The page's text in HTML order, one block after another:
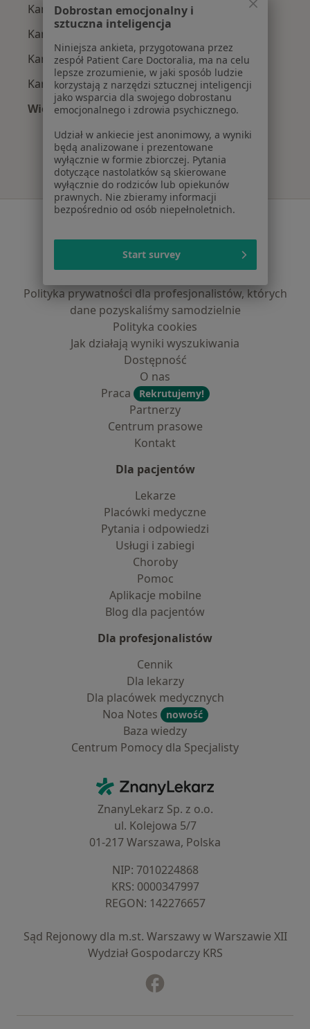
Kardiolodzy z POLMED w Katowicach
Kardiolodzy z Signal Iduna w Katowicach
Kardiolodzy z NFZ w Katowicach
Kardiolodzy z Medica Polska w Katowicach
Więcej (12)
Serwis
Regulamin
Polityka prywatności pacjentów
Polityka prywatności dla profesjonalistów, których
dane pozyskaliśmy samodzielnie
Polityka cookies
Jak działają wyniki wyszukiwania
Dostępność
O nas
Praca
Rekrutujemy!
Partnerzy
Centrum prasowe
Kontakt
Dla pacjentów
Lekarze
Placówki medyczne
Pytania i odpowiedzi
Usługi i zabiegi
Choroby
Pomoc
Aplikacje mobilne
Blog dla pacjentów
Dla profesjonalistów
Cennik
Dla lekarzy
Dla placówek medycznych
Noa Notes
nowość
Baza wiedzy
Centrum Pomocy dla Specjalisty
ZnanyLekarz - Strona główna
ZnanyLekarz Sp. z o.o.
ul. Kolejowa 5/7
01-217 Warszawa, Polska
NIP: ⁠7010224868
KRS: ⁠0000347997
REGON: ⁠142276657
Sąd Rejonowy dla m.st. Warszawy w Warszawie XII
Wydział Gospodarczy KRS
Dobrostan emocjonalny i
sztuczna inteligencja
Niniejsza ankieta, przygotowana przez
zespół Patient Care Doctoralia, ma na celu
lepsze zrozumienie, w jaki sposób ludzie
korzystają z narzędzi sztucznej inteligencji
jako wsparcia dla swojego dobrostanu
emocjonalnego i zdrowia psychicznego.
Udział w ankiecie jest anonimowy, a wyniki
będą analizowane i prezentowane
wyłącznie w formie zbiorczej. Pytania
dotyczące nastolatków są skierowane
wyłącznie do rodziców lub opiekunów
prawnych. Nie zbieramy informacji
bezpośrednio od osób niepełnoletnich.
Start survey